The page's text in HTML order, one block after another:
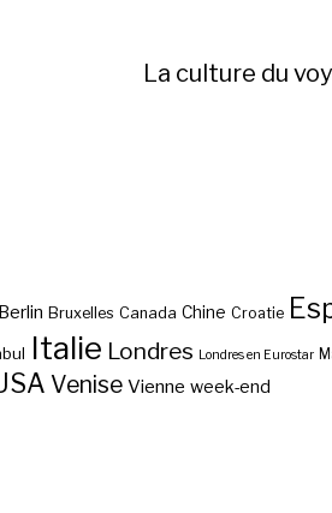
La culture du
Berlin Bruxelles Canada Chine Croatie
Italie Londres Londres en Eurostar
Venise Vienne week-end